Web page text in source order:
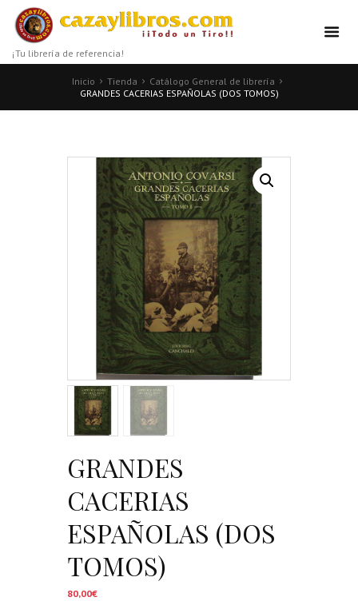
¡Tu librería de referencia!
Inicio Tienda
Catálogo General de librería
GRANDES CACERIAS ESPAÑOLAS (DOS TOMOS)
GRANDES
CACERIAS
ESPAÑOLAS (DOS
TOMOS)
80,00€